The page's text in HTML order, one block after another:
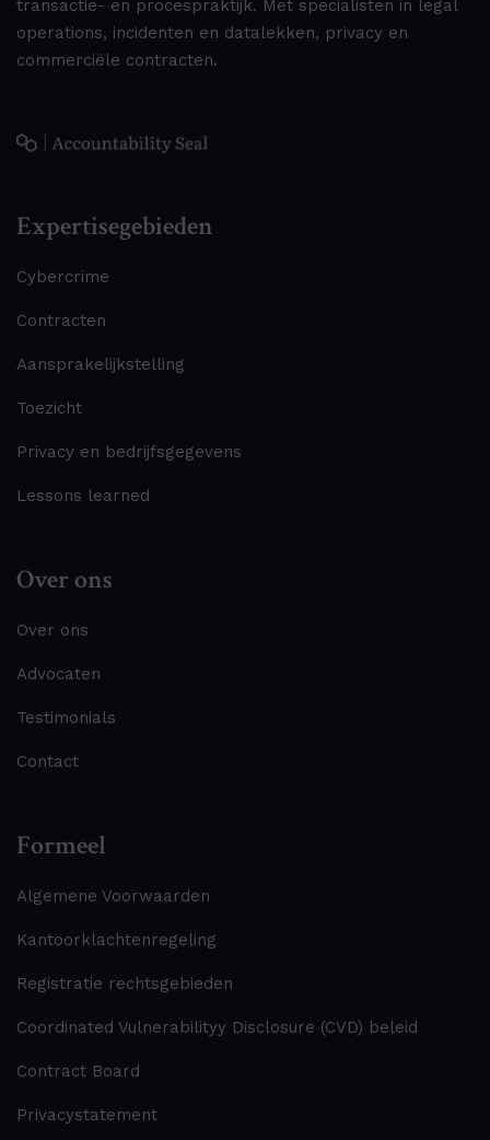
transactie- en procespraktijk. Met specialisten in legal
operations, incidenten en datalekken, privacy en
commerciële contracten.
Expertisegebieden
Cybercrime
Contracten
Aansprakelijkstelling
Toezicht
Privacy en bedrijfsgegevens
Lessons learned
Over ons
Over ons
Advocaten
Testimonials
Contact
Formeel
Algemene Voorwaarden
Kantoorklachtenregeling
Registratie rechtsgebieden
Coordinated Vulnerabilityy Disclosure (CVD) beleid
Contract Board
Privacystatement